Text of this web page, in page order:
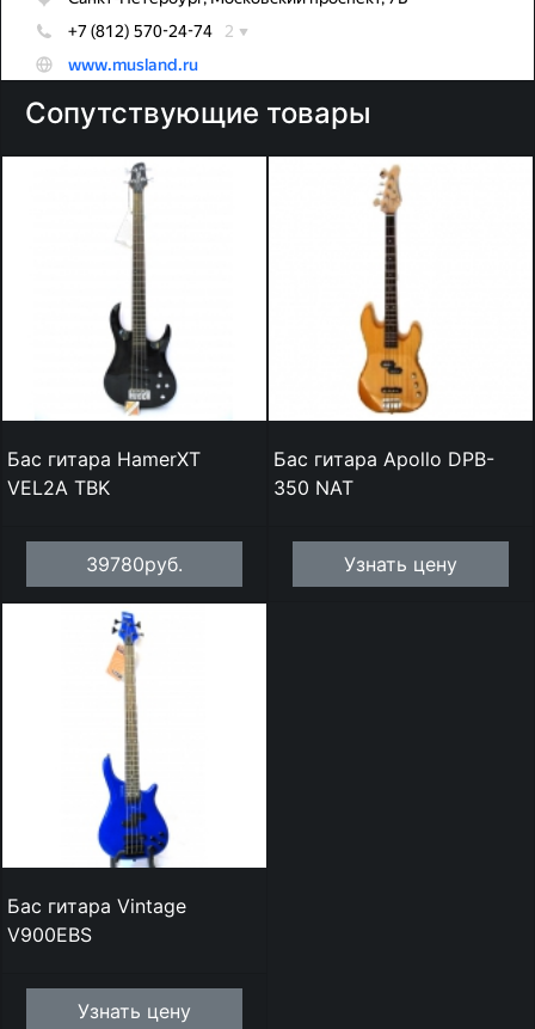
Сопутствующие товары
Бас гитара HamerXT
VEL2A TBK
39780руб.
Бас гитара Apollo DPB-
350 NAT
Узнать цену
Бас гитара Vintage
V900EBS
Узнать цену